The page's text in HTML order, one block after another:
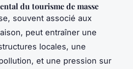
du tourisme de masse
souvent associé aux
peut entraîner une
locales, une
et une pression sur